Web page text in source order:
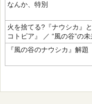
なんか、特別
火を捨てる?『ナウシカ』
コトピア』 ／ “風の谷”の
『風の谷のナウシカ』解題